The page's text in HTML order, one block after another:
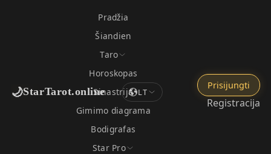
🌙StarTarot.online
Pradžia
Šiandien
Taro
Horoskopas
Sinastrija
Gimimo diagrama
Bodigrafas
Star Pro
LT
Prisijungti
Registracija